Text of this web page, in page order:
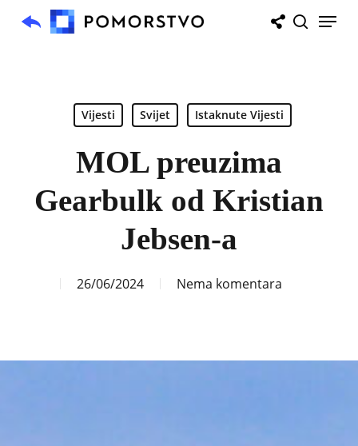
Menu
Vijesti Svijet Istaknute Vijesti
MOL preuzima
Gearbulk od Kristian
Jebsen-a
26/06/2024 Nema komentara